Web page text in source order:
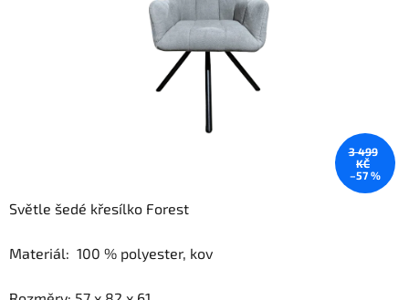
Světle šedé křesílko Forest
Materiál: 100 % polyester, kov
3 499
KČ
–57 %